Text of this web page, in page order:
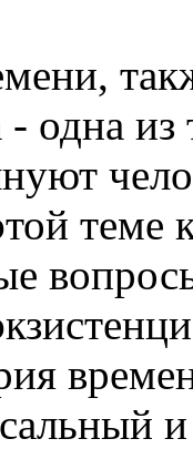
одна из
теме